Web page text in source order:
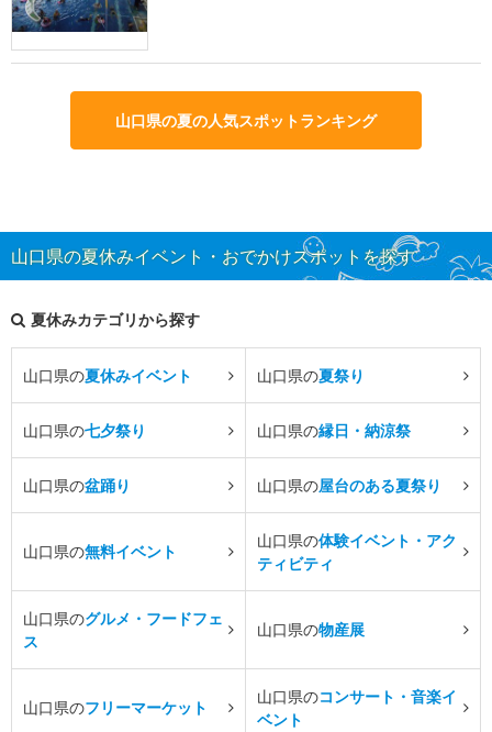
山口県の夏の人気スポットランキング
山口県の夏休みイベント・おでかけスポットを探す
夏休みカテゴリから探す
山口県の夏休みイベント 山口県の夏祭り
山口県の七夕祭り 山口県の縁日・納涼祭
山口県の盆踊り 山口県の屋台のある夏祭り
山口県の無料イベント
山口県の体験イベント・アク
ティビティ
山口県のグルメ・フードフェ
ス
山口県の物産展
山口県のフリーマーケット
山口県のコンサート・音楽イ
ベント